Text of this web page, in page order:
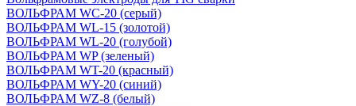
ВОЛЬФРАМ WC-20 (серый)
ВОЛЬФРАМ WL-15 (золотой)
ВОЛЬФРАМ WL-20 (голубой)
ВОЛЬФРАМ WP (зеленый)
ВОЛЬФРАМ WT-20 (красный)
ВОЛЬФРАМ WY-20 (синий)
ВОЛЬФРАМ WZ-8 (белый)